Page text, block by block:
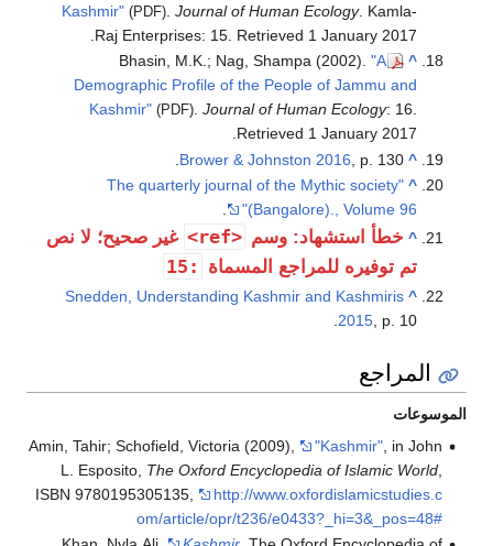
Kashmir"
Raj
.
Bhasin,
Demographic
Kashmir"
"The
غير صحيح؛ لا نص
Snedden,
Amin, Tahir;
L. Esposito,
ISBN
om/